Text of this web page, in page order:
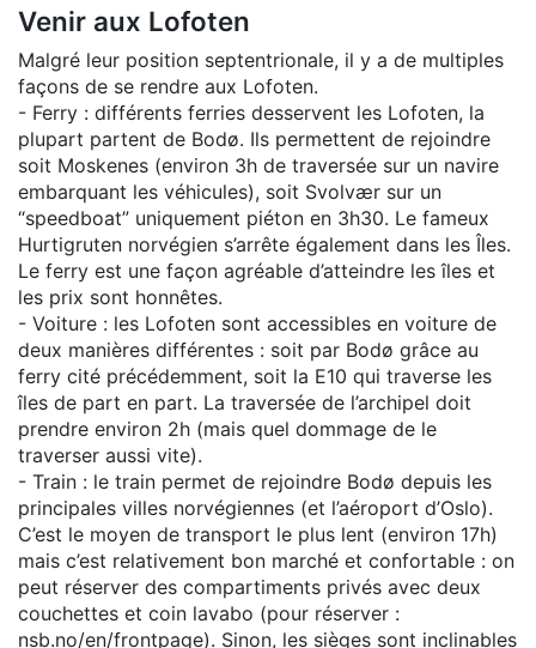
Venir aux Lofoten
Malgré leur position septentrionale, il y a de multiples
façons de se rendre aux Lofoten.
- Ferry : différents ferries desservent les Lofoten, la
plupart partent de Bodø. Ils permettent de rejoindre
soit Moskenes (environ 3h de traversée sur un navire
embarquant les véhicules), soit Svolvær sur un
“speedboat” uniquement piéton en 3h30. Le fameux
Hurtigruten norvégien s’arrête également dans les Îles.
Le ferry est une façon agréable d’atteindre les îles et
les prix sont honnêtes.
- Voiture : les Lofoten sont accessibles en voiture de
deux manières différentes : soit par Bodø grâce au
ferry cité précédemment, soit la E10 qui traverse les
îles de part en part. La traversée de l’archipel doit
prendre environ 2h (mais quel dommage de le
traverser aussi vite).
- Train : le train permet de rejoindre Bodø depuis les
principales villes norvégiennes (et l’aéroport d’Oslo).
C’est le moyen de transport le plus lent (environ 17h)
mais c’est relativement bon marché et confortable : on
peut réserver des compartiments privés avec deux
couchettes et coin lavabo (pour réserver :
nsb.no/en/frontpage). Sinon, les sièges sont inclinables